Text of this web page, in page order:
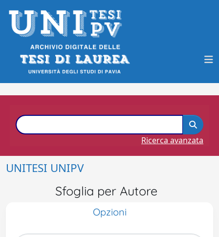
Ricerca avanzata
UNITESI UNIPV
Sfoglia per Autore
Opzioni